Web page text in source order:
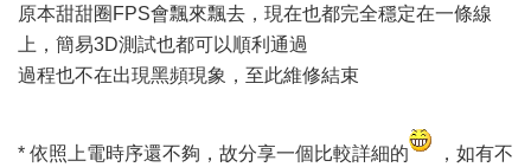
原本甜甜圈FPS會飄來飄去，現在也都完全穩定在一條線
上，簡易3D測試也都可以順利通過
過程也不在出現黑頻現象，至此維修結束
* 依照上電時序還不夠，故分享一個比較詳細的
，如有不